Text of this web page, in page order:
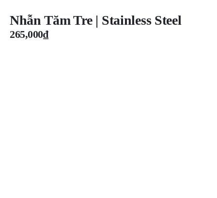
Nhẫn Tăm Tre | Stainless Steel
265,000₫